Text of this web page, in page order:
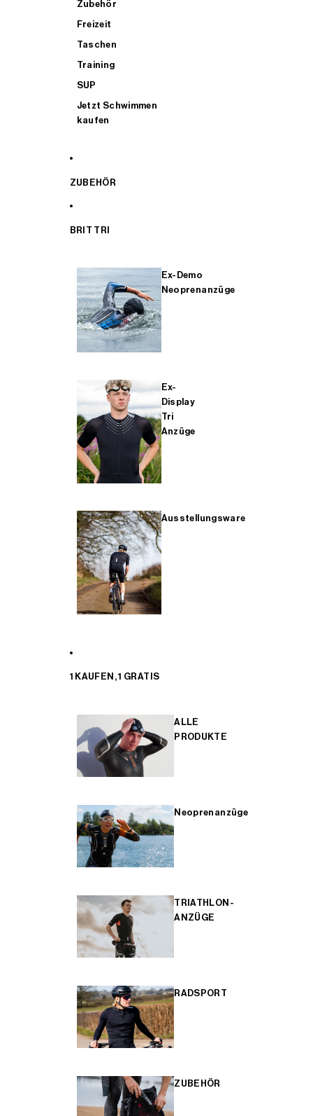
Zubehör
Freizeit
Taschen
Training
SUP
Jetzt Schwimmen
kaufen
ZUBEHÖR
BRIT TRI
Ex-Demo
Neoprenanzüge
Ex-
Display
Tri
Anzüge
Ausstellungsware
1 KAUFEN, 1 GRATIS
ALLE
PRODUKTE
Neoprenanzüge
TRIATHLON-
ANZÜGE
RADSPORT
ZUBEHÖR